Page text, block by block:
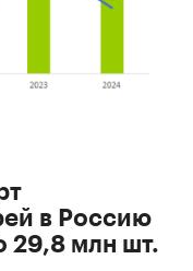
в Россию
29,8 млн шт.